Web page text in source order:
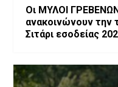
Οι ΜΥΛΟΙ
ανακοινώνουν την
Σιτάρι εσοδείας